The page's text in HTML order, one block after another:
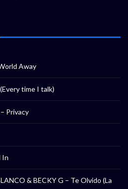
Away
time I talk)
Privacy
In
& BECKY G – Te Olvido (La